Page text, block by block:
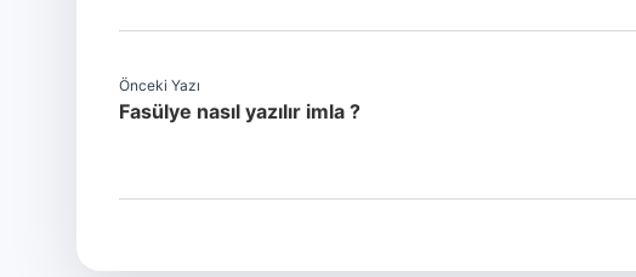
Önceki Yazı
Fasülye nasıl yazılır imla ?